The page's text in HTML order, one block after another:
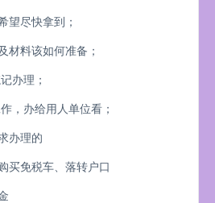
望尽快拿到；
料该如何准备；
办理；
作，办给用人单位看；
办理的
买免税车、落转户口